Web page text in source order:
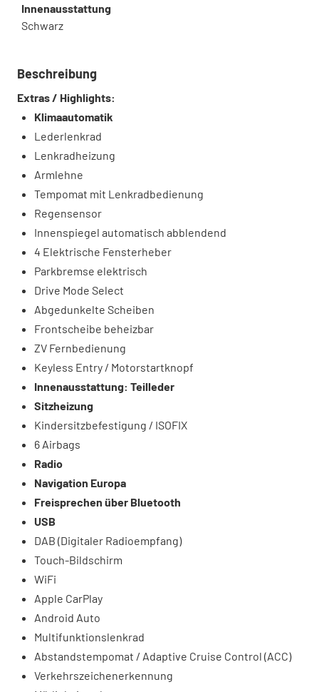
Innenausstattung
Schwarz
Beschreibung
Extras / Highlights:
Klimaautomatik
Lederlenkrad
Lenkradheizung
Armlehne
Tempomat mit Lenkradbedienung
Regensensor
Innenspiegel automatisch abblendend
4 Elektrische Fensterheber
Parkbremse elektrisch
Drive Mode Select
Abgedunkelte Scheiben
Frontscheibe beheizbar
ZV Fernbedienung
Keyless Entry / Motorstartknopf
Innenausstattung: Teilleder
Sitzheizung
Kindersitzbefestigung / ISOFIX
6 Airbags
Radio
Navigation Europa
Freisprechen über Bluetooth
USB
DAB (Digitaler Radioempfang)
Touch-Bildschirm
WiFi
Apple CarPlay
Android Auto
Multifunktionslenkrad
Abstandstempomat / Adaptive Cruise Control (ACC)
Verkehrszeichenerkennung